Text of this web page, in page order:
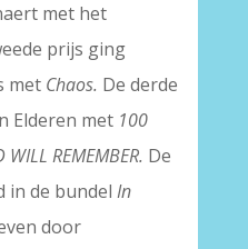
met het
prijs ging
met Chaos. De derde
Elderen met 100
WILL REMEMBER. De
in de bundel In
door